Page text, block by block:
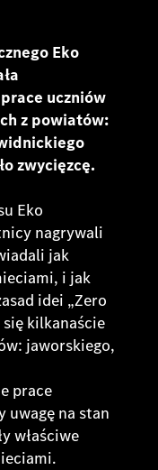
Eko
uczniów
z powiatów:
zwycięzcę.
Eko
nagrywali
jak
i jak
idei „Zero
się kilkanaście
jaworskiego,
prace
uwagę na stan
właściwe